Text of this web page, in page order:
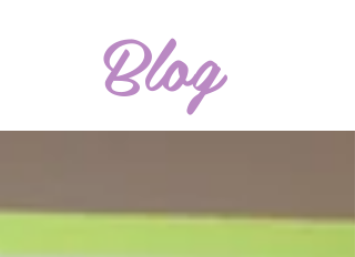
Blog